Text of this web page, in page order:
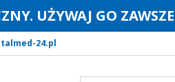
UŻYWAJ GO
24.pl